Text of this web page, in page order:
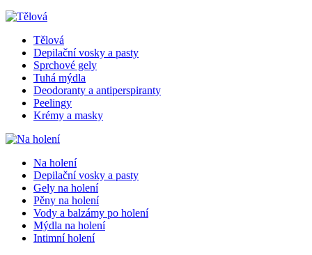
Tělová
Depilační vosky a pasty
Sprchové gely
Tuhá mýdla
Deodoranty a antiperspiranty
Peelingy
Krémy a masky
Na holení
Depilační vosky a pasty
Gely na holení
Pěny na holení
Vody a balzámy po holení
Mýdla na holení
Intimní holení